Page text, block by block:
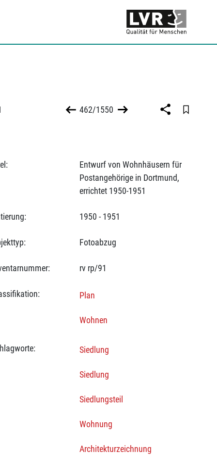
462/1550
Entwurf von Wohnhäusern für
Postangehörige in Dortmund,
errichtet 1950-1951
1950 - 1951
Fotoabzug
rv rp/91
Plan
Wohnen
Siedlung
Siedlung
Siedlungsteil
Wohnung
Architekturzeichnung